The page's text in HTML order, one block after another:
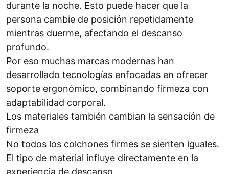
durante la noche. Esto puede hacer que la
persona cambie de posición repetidamente
mientras duerme, afectando el descanso
profundo.
Por eso muchas marcas modernas han
desarrollado tecnologías enfocadas en ofrecer
soporte ergonómico, combinando firmeza con
adaptabilidad corporal.
Los materiales también cambian la sensación de
firmeza
No todos los colchones firmes se sienten iguales.
El tipo de material influye directamente en la
experiencia de descanso.